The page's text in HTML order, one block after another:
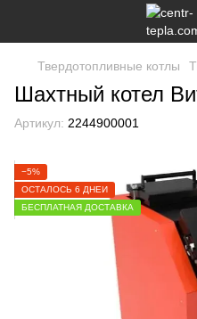
Твердотопливные котлы
Шахтный котел
Артикул: 2244900001
−5%
ОСТАЛОСЬ 6 ДНЕЙ
БЕСПЛАТНАЯ ДОСТАВКА